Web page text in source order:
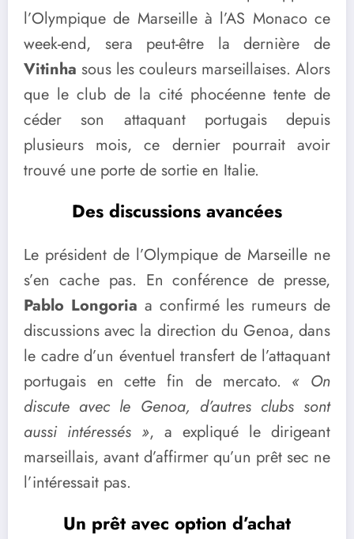
l’Olympique de Marseille à l’AS Monaco ce
week-end, sera peut-être la dernière de
Vitinha sous les couleurs marseillaises. Alors
que le club de la cité phocéenne tente de
céder son attaquant portugais depuis
plusieurs mois, ce dernier pourrait avoir
trouvé une porte de sortie en Italie.
Des discussions avancées
Le président de l’Olympique de Marseille ne
s’en cache pas. En conférence de presse,
Pablo Longoria a confirmé les rumeurs de
discussions avec la direction du Genoa, dans
le cadre d’un éventuel transfert de l’attaquant
portugais en cette fin de mercato. « On
discute avec le Genoa, d’autres clubs sont
aussi intéressés », a expliqué le dirigeant
marseillais, avant d’affirmer qu’un prêt sec ne
l’intéressait pas.
Un prêt avec option d’achat